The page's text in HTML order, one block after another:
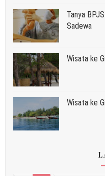
Tanya
Sadewa
Wisata ke
Wisata ke